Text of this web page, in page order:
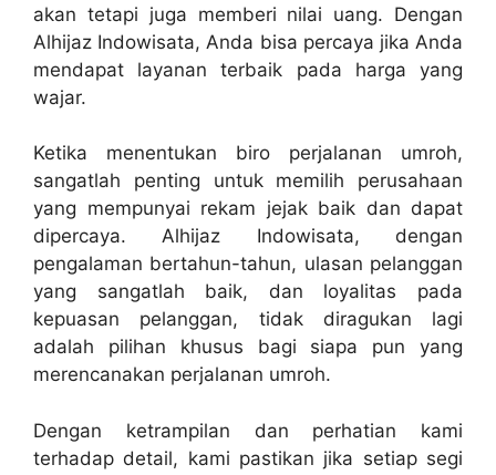
akan tetapi juga memberi nilai uang. Dengan
Alhijaz Indowisata, Anda bisa percaya jika Anda
mendapat layanan terbaik pada harga yang
wajar.
Ketika menentukan biro perjalanan umroh,
sangatlah penting untuk memilih perusahaan
yang mempunyai rekam jejak baik dan dapat
dipercaya. Alhijaz Indowisata, dengan
pengalaman bertahun-tahun, ulasan pelanggan
yang sangatlah baik, dan loyalitas pada
kepuasan pelanggan, tidak diragukan lagi
adalah pilihan khusus bagi siapa pun yang
merencanakan perjalanan umroh.
Dengan ketrampilan dan perhatian kami
terhadap detail, kami pastikan jika setiap segi